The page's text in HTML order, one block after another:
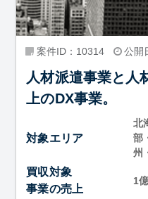
案件ID：10314 公開
人材派遣事業と人
上のDX事業。
対象エリア
北
部
州
買収対象
事業の売上
1